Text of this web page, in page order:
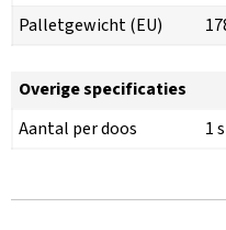
Palletgewicht (EU)
Overige specificaties
Aantal per doos
1